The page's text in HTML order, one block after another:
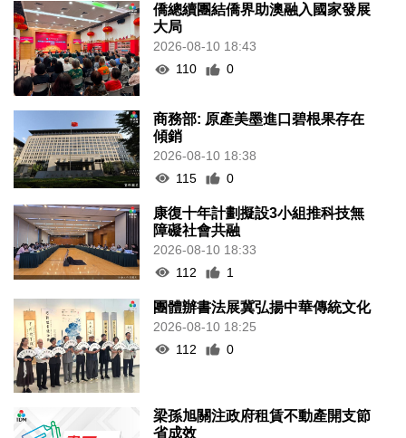
僑總續團結僑界助澳融入國家發展
大局
2026-08-10 18:43
110
0
商務部: 原產美墨進口碧根果存在
傾銷
2026-08-10 18:38
115
0
康復十年計劃擬設3小組推科技無
障礙社會共融
2026-08-10 18:33
112
1
團體辦書法展冀弘揚中華傳統文化
2026-08-10 18:25
112
0
梁孫旭關注政府租賃不動產開支節
省成效